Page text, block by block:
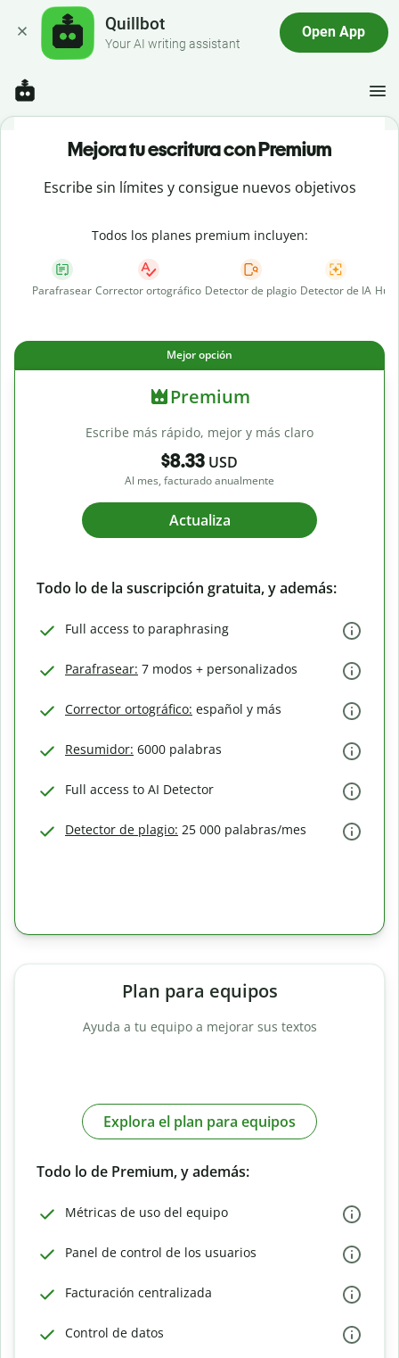
Quillbot
Your AI writing assistant
Open App
Mejora tu escritura con Premium
Escribe sin límites y consigue nuevos objetivos
Todos los planes premium incluyen:
Parafrasear Corrector ortográfico Detector de plagio Detector de IA
Mejor opción
Premium
Escribe más rápido, mejor y más claro
$8.33 USD
Al mes, facturado anualmente
Actualiza
Todo lo de la suscripción gratuita, y además:
Full access to paraphrasing
Parafrasear: 7 modos + personalizados
Corrector ortográfico: español y más
Resumidor: 6000 palabras
Full access to AI Detector
Detector de plagio: 25 000 palabras/mes
Plan para equipos
Ayuda a tu equipo a mejorar sus textos
Explora el plan para equipos
Todo lo de Premium, y además:
Métricas de uso del equipo
Panel de control de los usuarios
Facturación centralizada
Control de datos